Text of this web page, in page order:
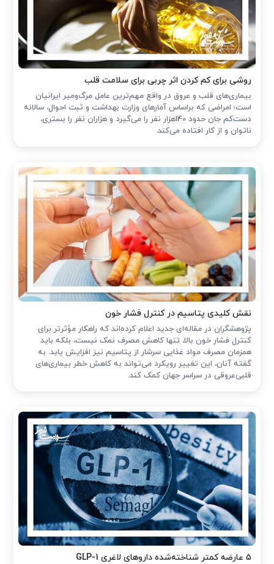
روشی برای کم کردن اثر چربی برای سلامت قلب
بیماری‌های قلب و عروق در واقع مهم‌ترین عامل مرگ‌ومیر ایرانیان
است؛ امراضی که براساس آمارهای وزارت بهداشت و ثبت احوال، سالانه
دست‌کم جان حدود 140هزار نفر را می‌گیرد و هزاران نفر را بستری،
ناتوان و از کار افتاده می‌کند.
نقش کلیدی پتاسیم در کنترل فشار خون
پژوهشگران در مقاله‌ای جدید اعلام کرده‌اند که راهکار مؤثرتر برای
کنترل فشار خون بالا، تنها کاهش مصرف نمک نیست، بلکه باید
همزمان مصرف مواد غذایی سرشار از پتاسیم نیز افزایش یابد. به
گفته آنان، این تغییر رویکرد می‌تواند به کاهش خطر بیماری‌های
قلبی‌عروقی در سراسر جهان کمک کند.
۵ عارضه کمتر شناخته‌شده داروهای لاغری GLP-1